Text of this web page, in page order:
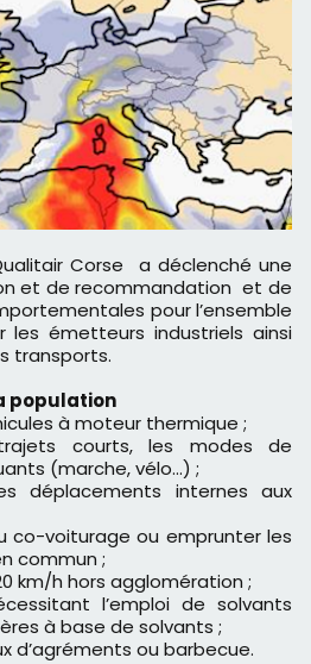
et de recommandation et de
pour l’ensemble
les émetteurs industriels ainsi
transports.
population
à moteur thermique ;
courts, les modes de
(marche, vélo...) ;
déplacements internes aux
co-voiturage ou emprunter les
commun ;
km/h hors agglomération ;
l’emploi de solvants
à base de solvants ;
d’agréments ou barbecue.